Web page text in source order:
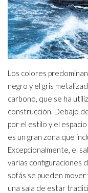
Los colores
negro y el gris
carbono, que se ha
construcción. Debajo
por el estilo y el
es un gran zona que
Excepcionalmente, el
varias configuraciones
sofás se pueden
una sala de estar